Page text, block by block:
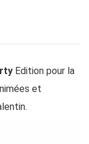
Edition pour la
et